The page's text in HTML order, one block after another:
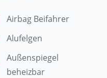
Airbag Beifahrer
Alufelgen
Außenspiegel
beheizbar